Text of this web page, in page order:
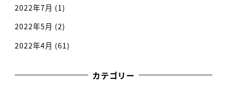
2022年7月 (1)
2022年5月 (2)
2022年4月 (61)
カテゴリー